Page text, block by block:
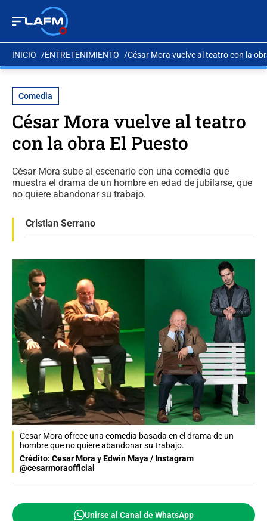
INICIO ENTRETENIMIENTO César Mora vuelve al teatro con la
Comedia
César Mora vuelve al teatro
con la obra El Puesto
César Mora sube al escenario con una comedia que
muestra el drama de un hombre en edad de jubilarse, que
no quiere abandonar su trabajo.
Cristian Serrano
Cesar Mora ofrece una comedia basada en el drama de un
hombre que no quiere abandonar su trabajo.
Crédito: Cesar Mora y Edwin Maya / Instagram
@cesarmoraofficial
Unirse al Canal de WhatsApp